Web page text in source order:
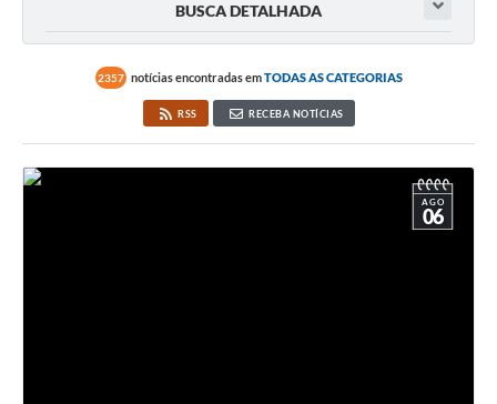
BUSCA DETALHADA
2357 notícias encontradas emTODAS AS CATEGORIAS
RSS RECEBA NOTÍCIAS
AGO
06